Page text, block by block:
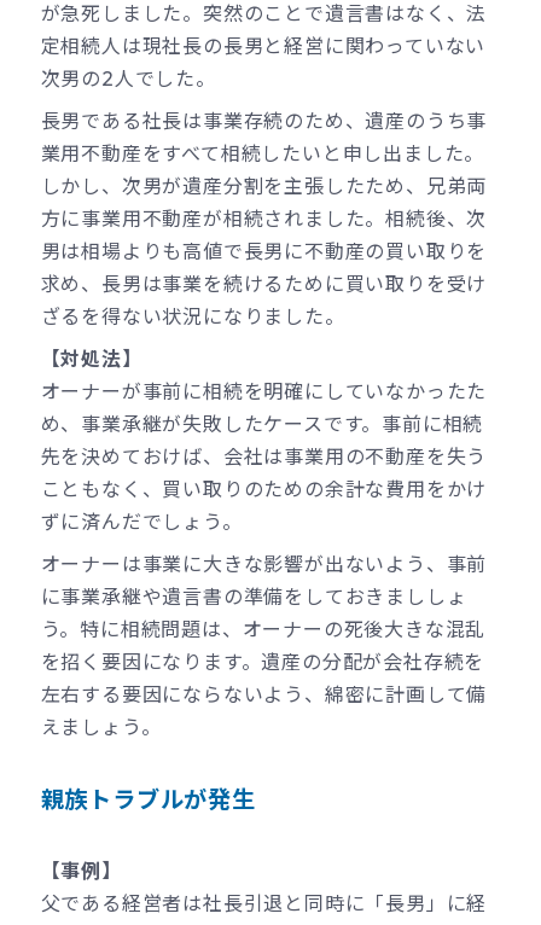
が急死しました。突然のことで遺言書はなく、法
定相続人は現社長の長男と経営に関わっていない
次男の2人でした。
長男である社長は事業存続のため、遺産のうち事
業用不動産をすべて相続したいと申し出ました。
しかし、次男が遺産分割を主張したため、兄弟両
方に事業用不動産が相続されました。相続後、次
男は相場よりも高値で長男に不動産の買い取りを
求め、長男は事業を続けるために買い取りを受け
ざるを得ない状況になりました。
【対処法】
オーナーが事前に相続を明確にしていなかったた
め、事業承継が失敗したケースです。事前に相続
先を決めておけば、会社は事業用の不動産を失う
こともなく、買い取りのための余計な費用をかけ
ずに済んだでしょう。
オーナーは事業に大きな影響が出ないよう、事前
に事業承継や遺言書の準備をしておきまししょ
う。特に相続問題は、オーナーの死後大きな混乱
を招く要因になります。遺産の分配が会社存続を
左右する要因にならないよう、綿密に計画して備
えましょう。
親族トラブルが発生
【事例】
父である経営者は社長引退と同時に「長男」に経